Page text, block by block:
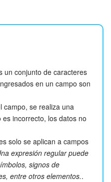
un conjunto de caracteres
en un campo son
campo, se realiza una
incorrecto, los datos no
solo se aplican a campos
expresión regular puede
signos de
entre otros elementos..